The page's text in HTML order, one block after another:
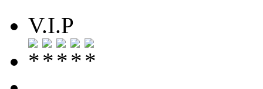
V.I.P